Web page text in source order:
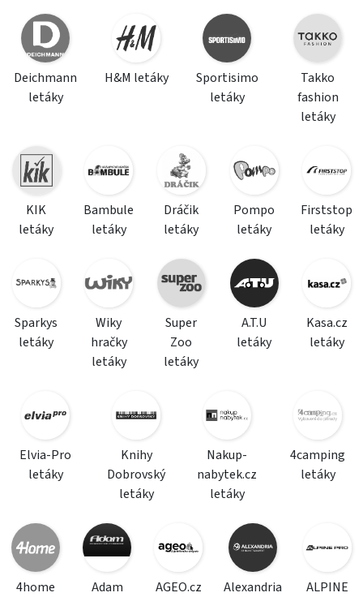
Deichmann
letáky
H&M letáky
Sportisimo
letáky
Takko
fashion
letáky
KIK
letáky
Bambule
letáky
Dráčik
letáky
Pompo
letáky
Firststop
letáky
Sparkys
letáky
Wiky
hračky
letáky
Super
Zoo
letáky
A.T.U
letáky
Kasa.cz
letáky
Elvia-Pro
letáky
Knihy
Dobrovský
letáky
Nakup-
nabytek.cz
letáky
4camping
letáky
4home
Adam
AGEO.cz
Alexandria
ALPINE